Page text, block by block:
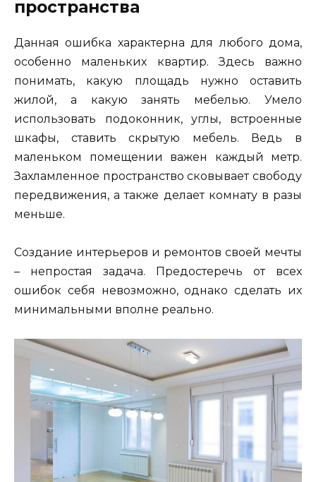
пространства
Данная ошибка характерна для любого дома,
особенно маленьких квартир. Здесь важно
понимать, какую площадь нужно оставить
жилой, а какую занять мебелью. Умело
использовать подоконник, углы, встроенные
шкафы, ставить скрытую мебель. Ведь в
маленьком помещении важен каждый метр.
Захламленное пространство сковывает свободу
передвижения, а также делает комнату в разы
меньше.
Создание интерьеров и ремонтов своей мечты
– непростая задача. Предостеречь от всех
ошибок себя невозможно, однако сделать их
минимальными вполне реально.